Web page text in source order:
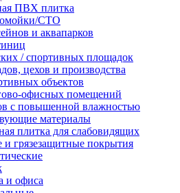
ПВХ плитка
СТО
и аквапарков
/ спортивных площадок
цехов и производства
объектов
офисных помещений
с повышенной влажностью
материалы
плитка для слабовидящих
и грязезащитные покрытия
и офиса